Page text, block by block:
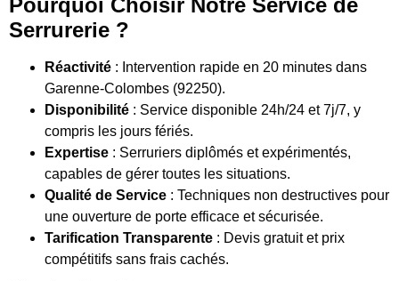
Pourquoi Choisir Notre Service de
Serrurerie ?
Réactivité : Intervention rapide en 20 minutes dans
Garenne-Colombes (92250).
Disponibilité : Service disponible 24h/24 et 7j/7, y
compris les jours fériés.
Expertise : Serruriers diplômés et expérimentés,
capables de gérer toutes les situations.
Qualité de Service : Techniques non destructives pour
une ouverture de porte efficace et sécurisée.
Tarification Transparente : Devis gratuit et prix
compétitifs sans frais cachés.